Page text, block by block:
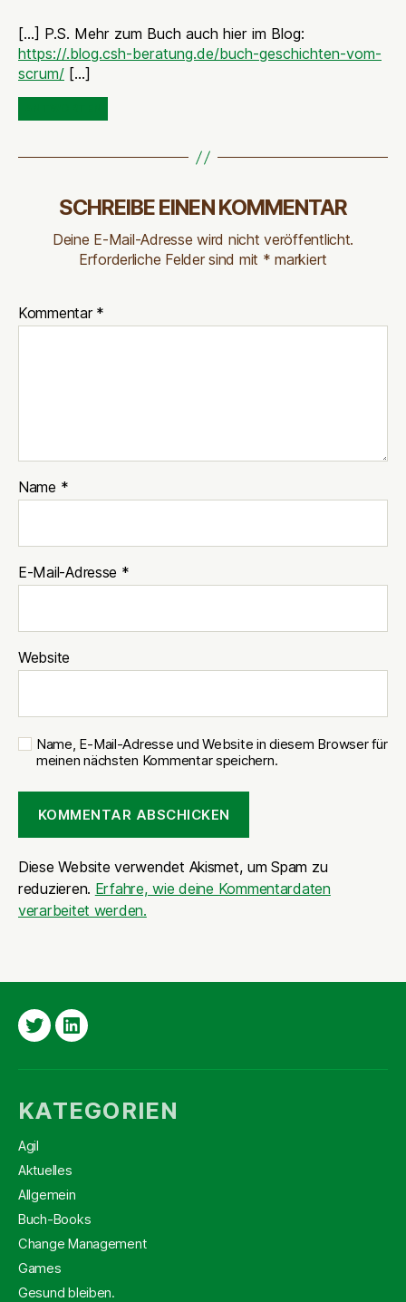
[…] P.S. Mehr zum Buch auch hier im Blog:
https://.blog.csh-beratung.de/buch-geschichten-vom-
scrum/ […]
SCHREIBE EINEN KOMMENTAR
Deine E-Mail-Adresse wird nicht veröffentlicht.
Erforderliche Felder sind mit * markiert
Kommentar *
Name *
E-Mail-Adresse *
Website
Name, E-Mail-Adresse und Website in diesem Browser für
meinen nächsten Kommentar speichern.
Diese Website verwendet Akismet, um Spam zu
reduzieren. Erfahre, wie deine Kommentardaten
verarbeitet werden.
TwitterLinkedIn
KATEGORIEN
Agil
Aktuelles
Allgemein
Buch-Books
Change Management
Games
Gesund bleiben.